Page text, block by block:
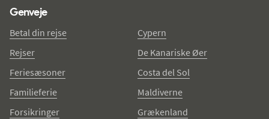
Genveje
Betal din rejse
Rejser
Feriesæsoner
Familieferie
Forsikringer
Cypern
De Kanariske Øer
Costa del Sol
Maldiverne
Grækenland